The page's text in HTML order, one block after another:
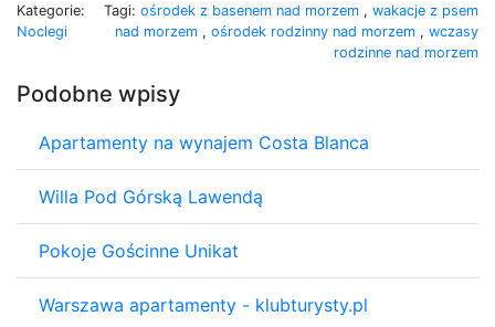
Kategorie:
Noclegi
Tagi: ośrodek z basenem nad morzem , wakacje z psem
nad morzem , ośrodek rodzinny nad morzem , wczasy
rodzinne nad morzem
Podobne wpisy
Apartamenty na wynajem Costa Blanca
Willa Pod Górską Lawendą
Pokoje Gościnne Unikat
Warszawa apartamenty - klubturysty.pl